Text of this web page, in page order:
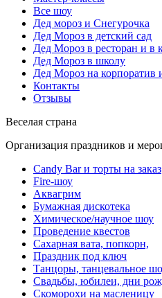
Все шоу
Дед мороз и Снегурочка
Дед Мороз в детский сад
Дед Мороз в ресторан и в
Дед Мороз в школу
Дед Мороз на корпоратив
Контакты
Отзывы
Веселая страна
Организация праздников и
Candy Bar и торты на заказ
Fire-шоу
Аквагрим
Бумажная дискотека
Химическое/научное шоу
Проведение квестов
Сахарная вата, попкорн,
Праздник под ключ
Танцоры, танцевальное
Свадьбы, юбилеи, дни
Скоморохи на масленицу